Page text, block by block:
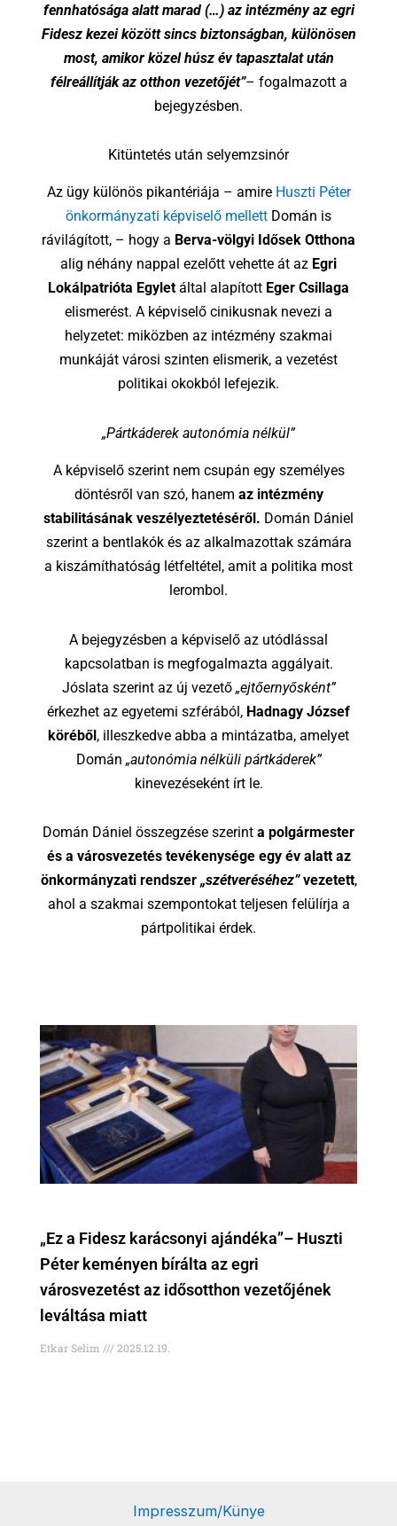
fennhatósága alatt marad (…) az intézmény az egri
Fidesz kezei között sincs biztonságban, különösen
most, amikor közel húsz év tapasztalat után
félreállítják az otthon vezetőjét”– fogalmazott a
bejegyzésben.
Kitüntetés után selyemzsinór
Az ügy különös pikantériája – amire Huszti Péter
önkormányzati képviselő mellett Domán is
rávilágított, – hogy a Berva-völgyi Idősek Otthona
alig néhány nappal ezelőtt vehette át az Egri
Lokálpatrióta Egylet által alapított Eger Csillaga
elismerést. A képviselő cinikusnak nevezi a
helyzetet: miközben az intézmény szakmai
munkáját városi szinten elismerik, a vezetést
politikai okokból lefejezik.
„Pártkáderek autonómia nélkül”
A képviselő szerint nem csupán egy személyes
döntésről van szó, hanem az intézmény
stabilitásának veszélyeztetéséről. Domán Dániel
szerint a bentlakók és az alkalmazottak számára
a kiszámíthatóság létfeltétel, amit a politika most
lerombol.
A bejegyzésben a képviselő az utódlással
kapcsolatban is megfogalmazta aggályait.
Jóslata szerint az új vezető „ejtőernyősként”
érkezhet az egyetemi szférából, Hadnagy József
köréből, illeszkedve abba a mintázatba, amelyet
Domán „autonómia nélküli pártkáderek”
kinevezéseként írt le.
Domán Dániel összegzése szerint a polgármester
és a városvezetés tevékenysége egy év alatt az
önkormányzati rendszer „szétveréséhez”vezetett,
ahol a szakmai szempontokat teljesen felülírja a
pártpolitikai érdek.
„Ez a Fidesz karácsonyi ajándéka”– Huszti
Péter keményen bírálta az egri
városvezetést az idősotthon vezetőjének
leváltása miatt
Etkar Selim 2025.12.19.
Impresszum/Künye